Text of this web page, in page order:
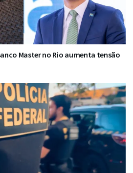
Master no Rio aumenta tensão